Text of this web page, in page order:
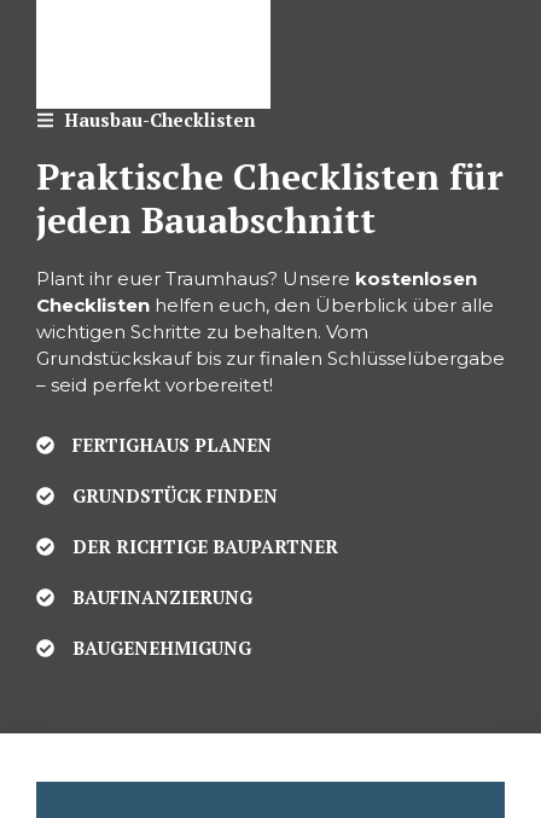
Hausbau-Checklisten
Praktische Checklisten für
jeden Bauabschnitt
Plant ihr euer Traumhaus? Unsere kostenlosen
Checklisten helfen euch, den Überblick über alle
wichtigen Schritte zu behalten. Vom
Grundstückskauf bis zur finalen Schlüsselübergabe
– seid perfekt vorbereitet!
FERTIGHAUS PLANEN
GRUNDSTÜCK FINDEN
DER RICHTIGE BAUPARTNER
BAUFINANZIERUNG
BAUGENEHMIGUNG